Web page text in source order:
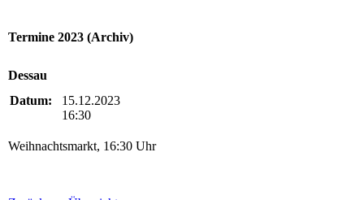
Termine 2023 (Archiv)
Dessau
Datum:
15.12.2023
16:30
Weihnachtsmarkt, 16:30 Uhr